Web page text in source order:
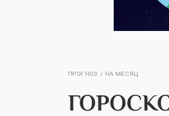
ПРОГНОЗ НА МЕСЯЦ